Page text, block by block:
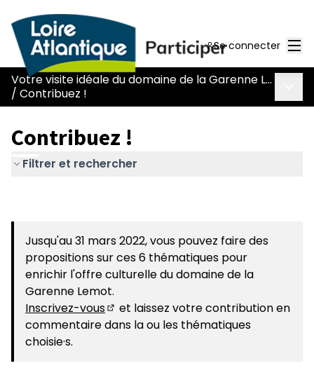
Se connecter
Votre visite idéale du domaine de la Garenne Lemot
/ Contribuez !
Contribuez !
Filtrer et rechercher
Jusqu'au 31 mars 2022, vous pouvez faire des
propositions sur ces 6 thématiques pour
enrichir l'offre culturelle du domaine de la
Garenne Lemot.
Inscrivez-vous
(S'ouvre dans un nouvel onglet)
et laissez votre contribution en
commentaire dans la ou les thématiques
choisie·s.